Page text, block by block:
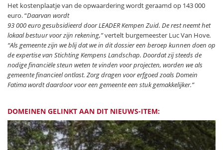
Het kostenplaatje van de opwaardering wordt geraamd op 143 000
euro. “Daarvan wordt
93 000 euro gesubsidieerd door LEADER Kempen Zuid. De rest neemt het
lokaal bestuur voor zijn rekening,”vertelt burgemeester Luc Van Hove.
“Als gemeente zijn we blij dat we in dit dossier een beroep kunnen doen op
de expertise van Stichting Kempens Landschap. Doordat zij steeds de
nodige financiële steun weten te vinden voor projecten, worden we als
gemeente financieel ontlast. Zorg dragen voor erfgoed zoals Domein
Fatima wordt daardoor voor een gemeente een stuk gemakkelijker.”
DOMEINEN GELINKT AAN DIT NIEUWS-ITEM: